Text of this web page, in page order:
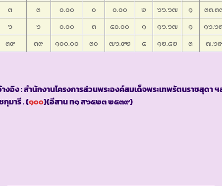
๓
๓ ๐.๐๐ ๐ ๐.๐๐ ๒ ๖๖.๖๗ ๑
๓๓.๓
๖
๖ ๐.๐๐ ๓ ๕๐.๐๐ ๑ ๑๖.๖๗ ๑
๑๖.๖
๓๙
๓๙ ๑๐๐.๐๐ ๓๐ ๗๖.๙๒ ๕ ๑๒.๘๒ ๓ ๗.๖๙
งอิง : สำนักงานโครงการส่วนพระองค์สมเด็จพระเทพรัตนราชสุดา
กุมารี . (๑๐๐)(อีสาน ท๑ ส๖๕๒๓ ๒๕๓๙)